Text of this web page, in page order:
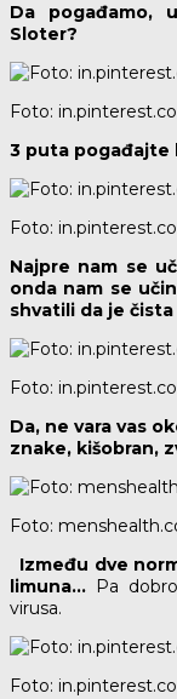
Da pogađamo,
Sloter?
Foto:
3 puta pogađajte
Foto:
Najpre nam se
onda nam se
shvatili da je
Foto:
Da, ne vara vas
znake, kišobran,
Foto:
Između dve
limuna…
Pa
virusa.
Foto: